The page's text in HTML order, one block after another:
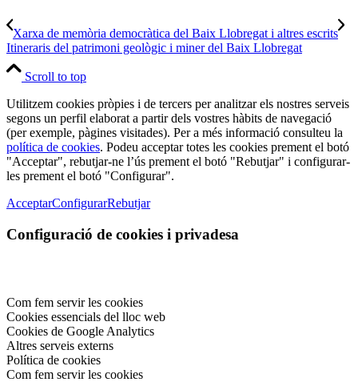
Xarxa de memòria democràtica del Baix Llobregat i altres escrits
Itineraris del patrimoni geològic i miner del Baix Llobregat
Scroll to top
Utilitzem cookies pròpies i de tercers per analitzar els nostres serveis
segons un perfil elaborat a partir dels vostres hàbits de navegació
(per exemple, pàgines visitades). Per a més informació consulteu la
política de cookies. Podeu acceptar totes les cookies prement el botó
"Acceptar", rebutjar-ne l’ús prement el botó "Rebutjar" i configurar-
les prement el botó "Configurar".
AcceptarConfigurarRebutjar
Configuració de cookies i privadesa
Com fem servir les cookies
Cookies essencials del lloc web
Cookies de Google Analytics
Altres serveis externs
Política de cookies
Com fem servir les cookies